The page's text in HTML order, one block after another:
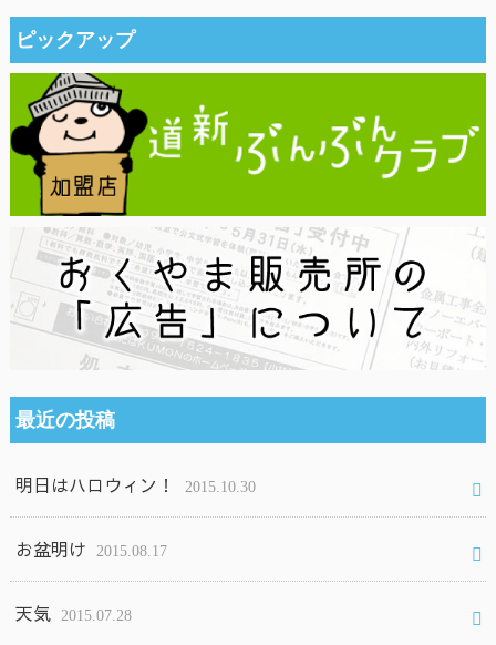
ピックアップ
最近の投稿
明日はハロウィン！ 2015.10.30
お盆明け 2015.08.17
天気 2015.07.28